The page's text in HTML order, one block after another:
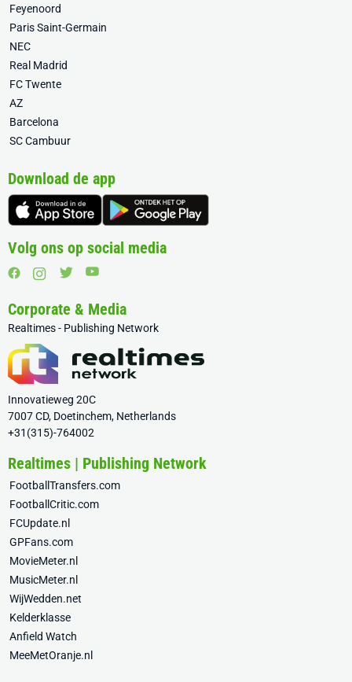
Feyenoord
Paris Saint-Germain
NEC
Real Madrid
FC Twente
AZ
Barcelona
SC Cambuur
Download de app
Volg ons op social media
Corporate & Media
Realtimes - Publishing Network
Innovatieweg 20C
7007 CD, Doetinchem, Netherlands
+31(315)-764002
Realtimes | Publishing Network
FootballTransfers.com
FootballCritic.com
FCUpdate.nl
GPFans.com
MovieMeter.nl
MusicMeter.nl
WijWedden.net
Kelderklasse
Anfield Watch
MeeMetOranje.nl